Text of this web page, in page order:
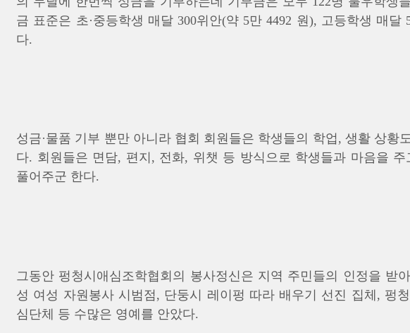
금 표준은 초·중등학생 매달 300위안(약 5만 4492 원), 고등학생 매달
다.
성금·물품 기부 뿐만 아니라 협회 회원들은 학생들의 학업, 생활 상황
다. 회원들은 면담, 편지, 전화, 위챗 등 방식으로 학생들과 마음을 주
풀어주군 한다.
그동안 펑청시애심조학협회의 봉사정신은 지역 주민들의 인정을 받
성 여성 자원봉사 시범점, 단둥시 레이펑 따라 배우기 선진 집체, 펑
심단체 등 수많은 영예를 안았다.